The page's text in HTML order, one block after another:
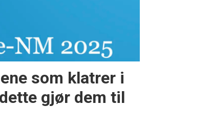
som klatrer i
gjør dem til